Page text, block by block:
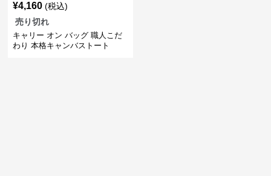
¥4,160 (税込)
売り切れ
キャリー オン バッグ 職人こだ
わり 本格キャンバストート